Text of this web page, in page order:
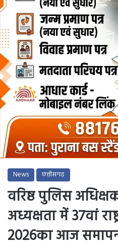
News छत्तीसगढ़
वरिष्ठ पुलिस
अध्यक्षता में 37वां
2026का आज